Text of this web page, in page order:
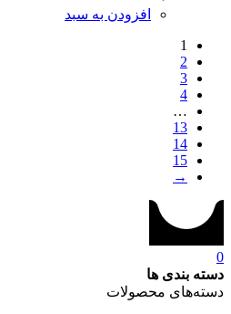
افزودن به سبد
1
2
3
4
…
13
14
15
→
0
دسته بندی ها
دسته‌های محصولات